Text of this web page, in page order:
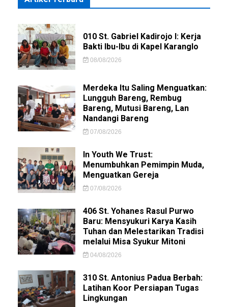
010 St. Gabriel Kadirojo I: Kerja
Bakti Ibu-Ibu di Kapel Karanglo
08/08/2026
Merdeka Itu Saling Menguatkan:
Lungguh Bareng, Rembug
Bareng, Mutusi Bareng, Lan
Nandangi Bareng
07/08/2026
In Youth We Trust:
Menumbuhkan Pemimpin Muda,
Menguatkan Gereja
07/08/2026
406 St. Yohanes Rasul Purwo
Baru: Mensyukuri Karya Kasih
Tuhan dan Melestarikan Tradisi
melalui Misa Syukur Mitoni
04/08/2026
310 St. Antonius Padua Berbah:
Latihan Koor Persiapan Tugas
Lingkungan